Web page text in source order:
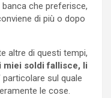
che preferisce,
di più o dopo
altre di questi tempi,
miei soldi fallisce, li
particolare sul quale
le cose.